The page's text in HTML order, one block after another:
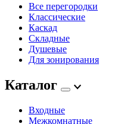
Все перегородки
Классические
Каскад
Складные
Душевые
Для зонирования
Каталог
Входные
Межкомнатные